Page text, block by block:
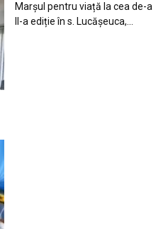
Marșul pentru viață la cea de-a
II-a ediție în s. Lucășeuca,...